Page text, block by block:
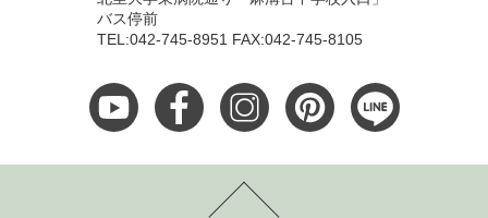
バス停前
TEL:042-745-8951 FAX:042-745-8105